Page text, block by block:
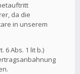
da die
in unserem
6 Abs. 1 lit b.)